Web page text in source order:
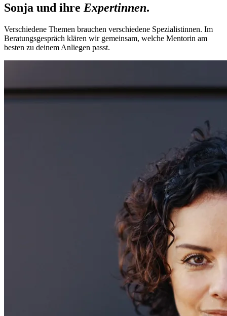
Sonja und ihre Expertinnen.
Verschiedene Themen brauchen verschiedene Spezialistinnen. Im
Beratungsgespräch klären wir gemeinsam, welche Mentorin am
besten zu deinem Anliegen passt.